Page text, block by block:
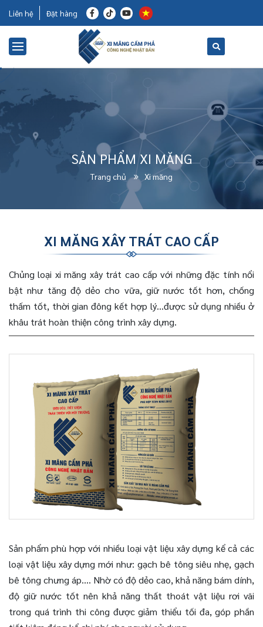
Liên hệ Đặt hàng
SẢN PHẨM XI MĂNG
Trang chủ Xi măng
XI MĂNG XÂY TRÁT CAO CẤP
Chủng loại xi măng xây trát cao cấp với những đặc tính nổi
bật như tăng độ dẻo cho vữa, giữ nước tốt hơn, chống
thấm tốt, thời gian đông kết hợp lý…được sử dụng nhiều ở
khâu trát hoàn thiện công trình xây dựng.
Sản phẩm phù hợp với nhiều loại vật liệu xây dựng kể cả các
loại vật liệu xây dựng mới như: gạch bê tông siêu nhẹ, gạch
bê tông chưng áp…. Nhờ có độ dẻo cao, khả năng bám dính,
độ giữ nước tốt nên khả năng thất thoát vật liệu rơi vãi
trong quá trình thi công được giảm thiểu tối đa, góp phần